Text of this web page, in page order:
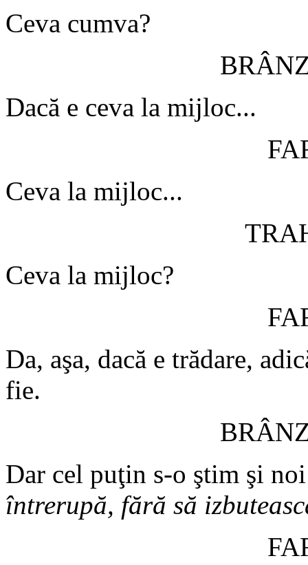
Ceva cumva?
Dacă e ceva la mijloc...
Ceva la mijloc...
Ceva la mijloc?
Da, aşa, dacă e trădare,
fie.
Dar cel puţin s-o ştim şi
întrerupă, fără să